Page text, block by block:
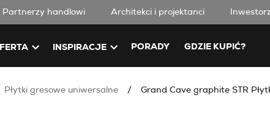
Partnerzy handlowi Architekci i projektanci
INSPIRACJE PORADY GDZIE KUPIĆ?
Płytki gresowe uniwersalne Grand Cave graphite STR